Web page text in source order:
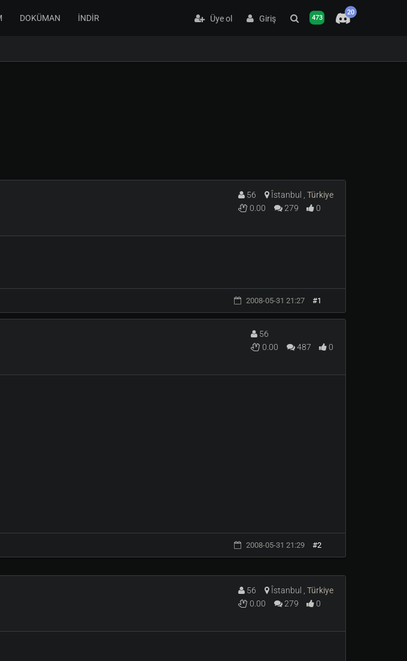
DOKÜMAN İNDİR Üye ol Giriş 473
20
56 Îstanbul , Türkiye
0.00
279 0
2008-05-31 21:27 #1
56
0.00
487 0
2008-05-31 21:29 #2
56 Îstanbul , Türkiye
0.00
279 0